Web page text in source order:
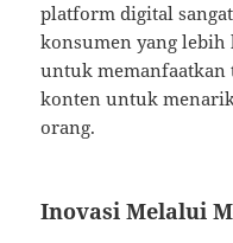
platform digital
konsumen yang lebih
untuk memanfaatkan
konten untuk
orang.
Inovasi Melalui